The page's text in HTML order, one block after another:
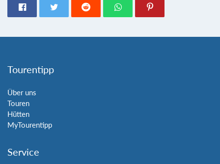
Tourentipp
Über uns
Touren
Hütten
MyTourentipp
Service